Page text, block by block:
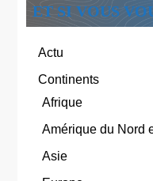
ET SI VOUS
Actu
Continents
Afrique
Amérique du Nord
Asie